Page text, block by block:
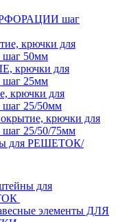
шаг
крючки для
50мм
крючки для
25мм
крючки для
25/50мм
крючки для
25/50/75мм
для РЕШЕТОК/
для
элементы ДЛЯ